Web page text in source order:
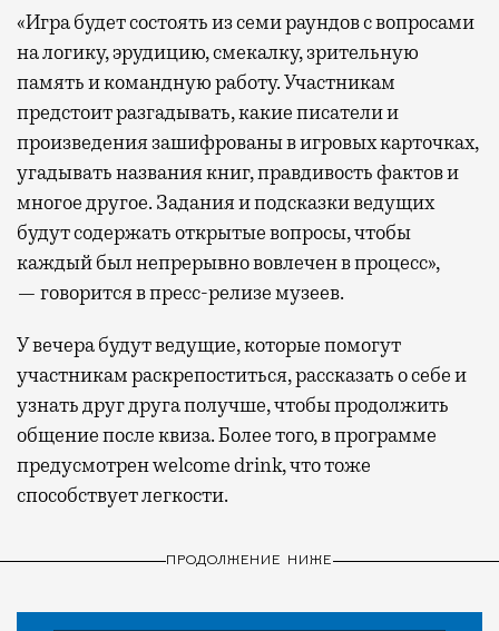
«Игра будет состоять из семи раундов с вопросами
на логику, эрудицию, смекалку, зрительную
память и командную работу. Участникам
предстоит разгадывать, какие писатели и
произведения зашифрованы в игровых карточках,
угадывать названия книг, правдивость фактов и
многое другое. Задания и подсказки ведущих
будут содержать открытые вопросы, чтобы
каждый был непрерывно вовлечен в процесс»,
— говорится в пресс-релизе музеев.
У вечера будут ведущие, которые помогут
участникам раскрепоститься, рассказать о себе и
узнать друг друга получше, чтобы продолжить
общение после квиза. Более того, в программе
предусмотрен welcome drink, что тоже
способствует легкости.
ПРОДОЛЖЕНИЕ НИЖЕ